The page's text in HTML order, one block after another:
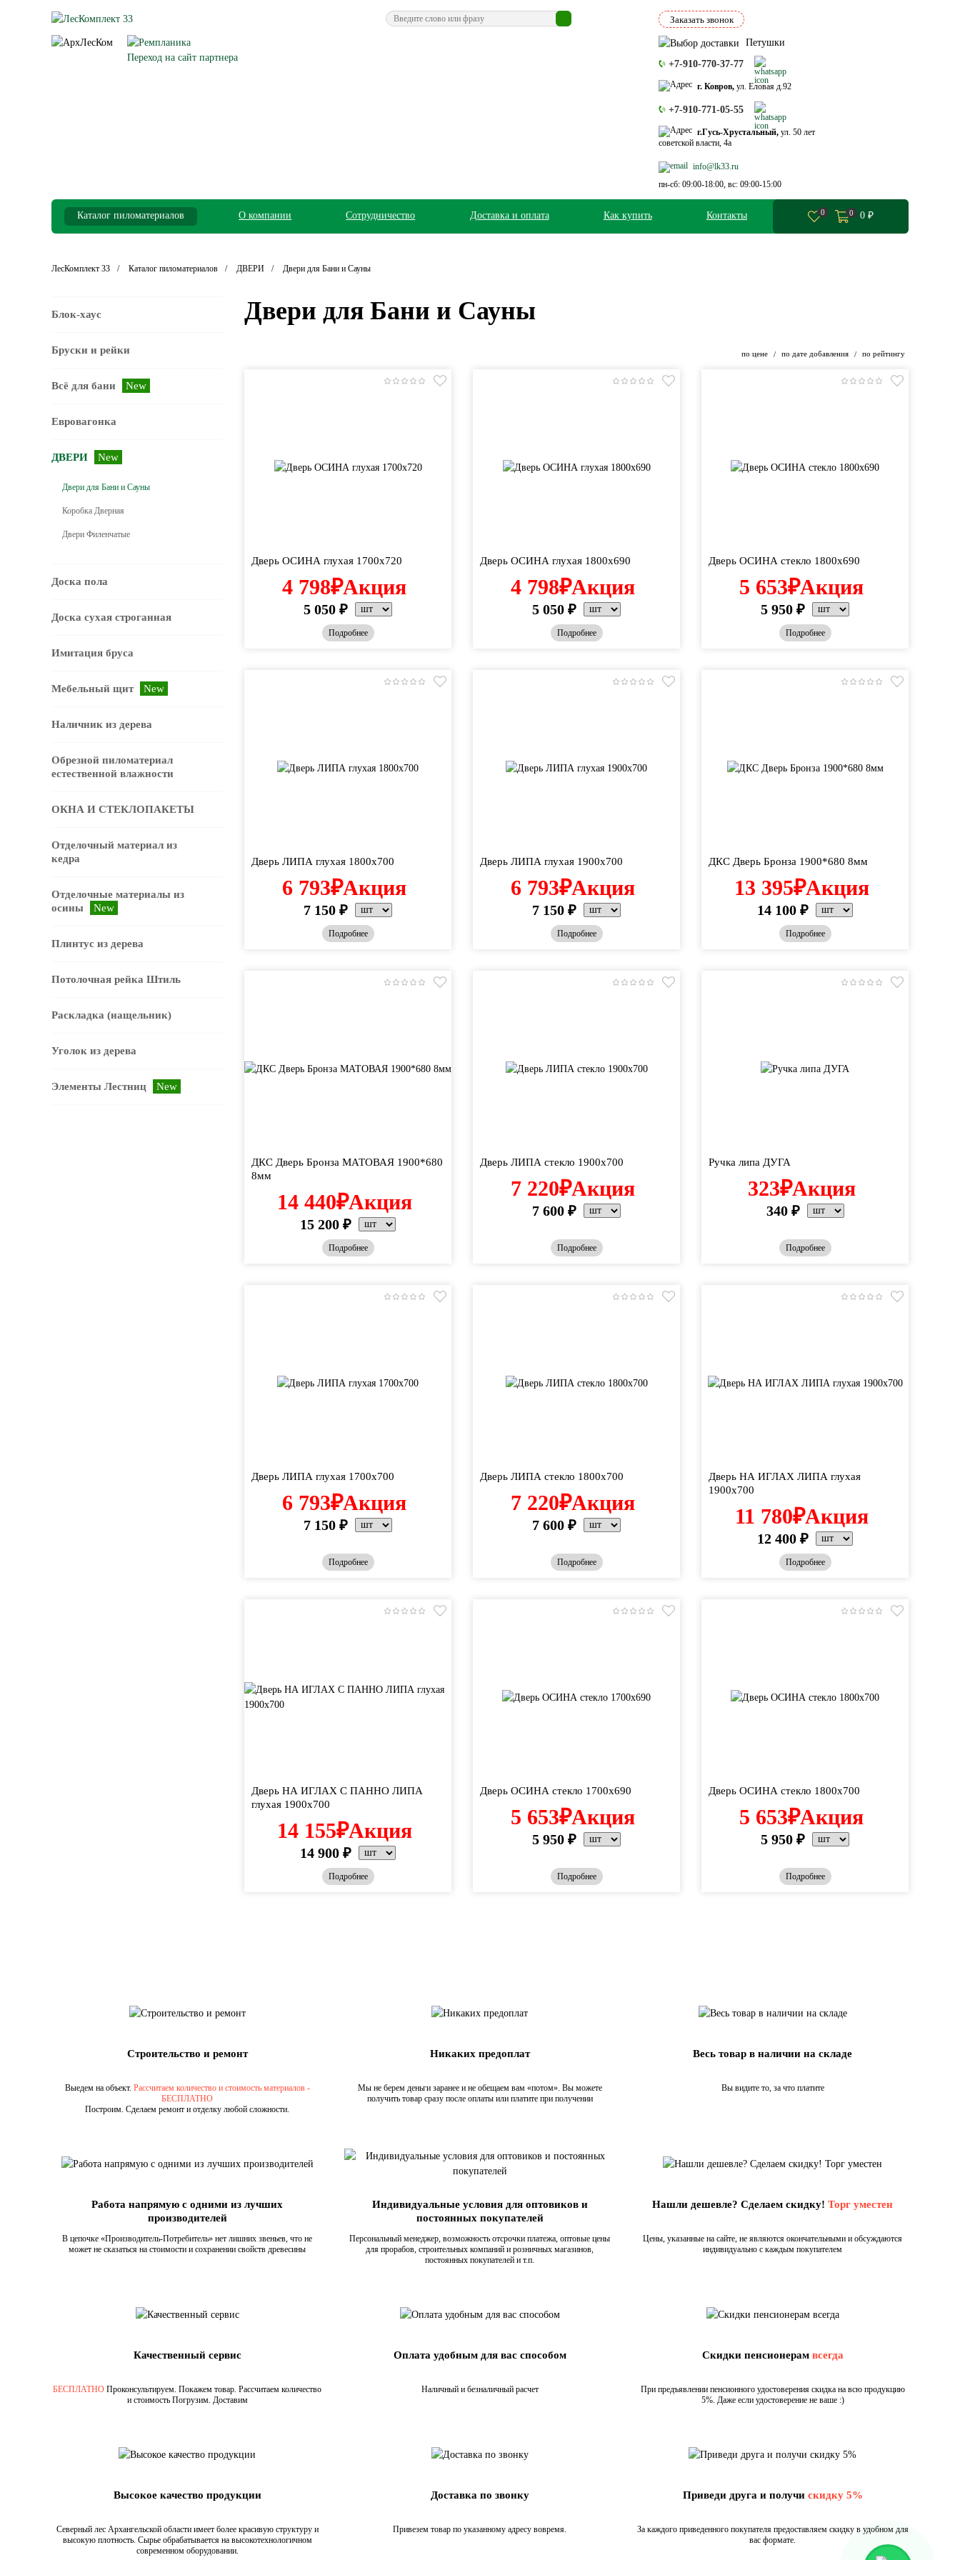
Переход на сайт партнера
Заказать звонок
Петушки
+7-910-770-37-77
г. Ковров, ул. Еловая д.92
+7-910-771-05-55
г.Гусь-Хрустальный, ул. 50 лет
советской власти, 4а
info@lk33.ru
пн-сб: 09:00-18:00, вс: 09:00-15:00
Каталог пиломатериалов О компании Сотрудничество Доставка и оплата Как купить Контакты 0 0 0 ₽
ЛесКомплект 33 Каталог пиломатериалов ДВЕРИ Двери для Бани и Сауны
Блок-хаус
Бруски и рейки
Всё для бани New
Евровагонка
ДВЕРИ New
Двери для Бани и Сауны
Коробка Дверная
Двери Филенчатые
Доска пола
Доска сухая строганная
Имитация бруса
Мебельный щит New
Наличник из дерева
Обрезной пиломатериал
естественной влажности
ОКНА И СТЕКЛОПАКЕТЫ
Отделочный материал из
кедра
Отделочные материалы из
осины
New
Плинтус из дерева
Потолочная рейка Штиль
Раскладка (нащельник)
Уголок из дерева
Элементы Лестниц New
Двери для Бани и Сауны
по цене / по дате добавления / по рейтингу
Дверь ОСИНА глухая 1700х720
4 798₽Акция
5 050 ₽
Подробнее
Дверь ОСИНА глухая 1800х690
4 798₽Акция
5 050 ₽
Подробнее
Дверь ОСИНА стекло 1800х690
5 653₽Акция
5 950 ₽
Подробнее
Дверь ЛИПА глухая 1800х700
6 793₽Акция
7 150 ₽
Подробнее
Дверь ЛИПА глухая 1900х700
6 793₽Акция
7 150 ₽
Подробнее
ДКС Дверь Бронза 1900*680 8мм
13 395₽Акция
14 100 ₽
Подробнее
ДКС Дверь Бронза МАТОВАЯ 1900*680
8мм
14 440₽Акция
15 200 ₽
Подробнее
Дверь ЛИПА стекло 1900х700
7 220₽Акция
7 600 ₽
Подробнее
Ручка липа ДУГА
323₽Акция
340 ₽
Подробнее
Дверь ЛИПА глухая 1700х700
6 793₽Акция
7 150 ₽
Подробнее
Дверь ЛИПА стекло 1800х700
7 220₽Акция
7 600 ₽
Подробнее
Дверь НА ИГЛАХ ЛИПА глухая
1900х700
11 780₽Акция
12 400 ₽
Подробнее
Дверь НА ИГЛАХ С ПАННО ЛИПА
глухая 1900х700
14 155₽Акция
14 900 ₽
Подробнее
Дверь ОСИНА стекло 1700х690
5 653₽Акция
5 950 ₽
Подробнее
Дверь ОСИНА стекло 1800х700
5 653₽Акция
5 950 ₽
Подробнее
Строительство и ремонт
Выедем на объект. Рассчитаем количество и стоимость материалов -
БЕСПЛАТНО
Построим. Сделаем ремонт и отделку любой сложности.
Никаких предоплат
Мы не берем деньги заранее и не обещаем вам «потом». Вы можете
получить товар сразу после оплаты или платите при получении
Весь товар в наличии на складе
Вы видите то, за что платите
Работа напрямую с одними из лучших
производителей
В цепочке «Производитель-Потребитель» нет лишних звеньев, что не
может не сказаться на стоимости и сохранении свойств древесины
Индивидуальные условия для оптовиков и
постоянных покупателей
Персональный менеджер, возможность отсрочки платежа, оптовые цены
для прорабов, строительных компаний и розничных магазинов,
постоянных покупателей и т.п.
Нашли дешевле? Сделаем скидку!Торг уместен
Цены, указанные на сайте, не являются окончательными и обсуждаются
индивидуально с каждым покупателем
Качественный сервис
БЕСПЛАТНО Проконсультируем. Покажем товар. Рассчитаем количество
и стоимость Погрузим. Доставим
Оплата удобным для вас способом
Наличный и безналичный расчет
Скидки пенсионерам всегда
При предъявлении пенсионного удостоверения скидка на всю продукцию
5%. Даже если удостоверение не ваше :)
Высокое качество продукции
Северный лес Архангельской области имеет более красивую структуру и
высокую плотность. Сырье обрабатывается на высокотехнологичном
современном оборудовании.
Доставка по звонку
Привезем товар по указанному адресу вовремя.
Приведи друга и получи скидку 5%
За каждого приведенного покупателя предоставляем скидку в удобном для
вас формате.